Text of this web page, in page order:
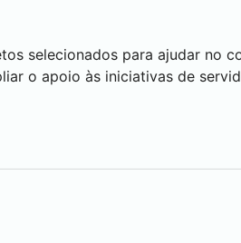
selecionados para ajudar no
o apoio às iniciativas de